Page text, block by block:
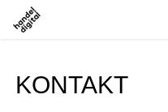
KONTAKT